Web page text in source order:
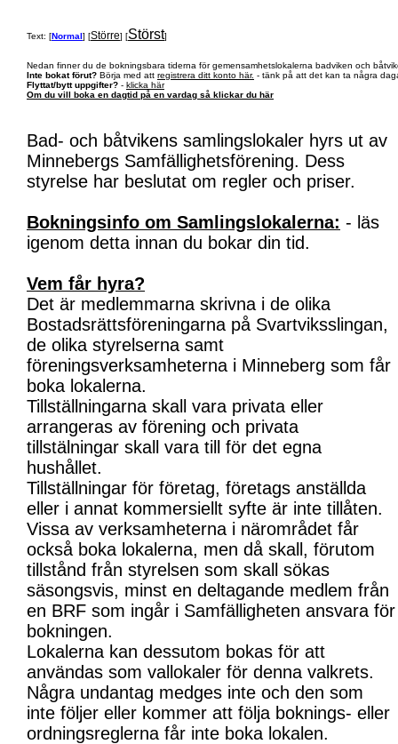
Text: [Normal] [Större] [Störst]
Nedan finner du de bokningsbara tiderna för gemensamhetslokalerna badviken och
Inte bokat förut? Börja med att registrera ditt konto här. - tänk på att det kan ta några
Flyttat/bytt uppgifter? - klicka här
Om du vill boka en dagtid på en vardag så klickar du här
Bad- och båtvikens samlingslokaler hyrs ut av
Minnebergs Samfällighetsförening. Dess
styrelse har beslutat om regler och priser.
Bokningsinfo om Samlingslokalerna: - läs
igenom detta innan du bokar din tid.
Vem får hyra?
Det är medlemmarna skrivna i de olika
Bostadsrättsföreningarna på Svartviksslingan,
de olika styrelserna samt
föreningsverksamheterna i Minneberg som får
boka lokalerna.
Tillställningarna skall vara privata eller
arrangeras av förening och privata
tillstälningar skall vara till för det egna
hushållet.
Tillställningar för företag, företags anställda
eller i annat kommersiellt syfte är inte tillåten.
Vissa av verksamheterna i närområdet får
också boka lokalerna, men då skall, förutom
tillstånd från styrelsen som skall sökas
säsongsvis, minst en deltagande medlem från
en BRF som ingår i Samfälligheten ansvara för
bokningen.
Lokalerna kan dessutom bokas för att
användas som vallokaler för denna valkrets.
Några undantag medges inte och den som
inte följer eller kommer att följa boknings- eller
ordningsreglerna får inte boka lokalen.